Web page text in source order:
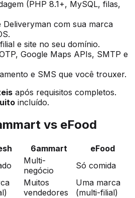
(PHP 8.1+, MySQL, filas,
Deliveryman com sua marca
e site no seu domínio.
Google Maps APIs, SMTP e
e SMS que você trouxer.
após requisitos completos.
incluído.
vs eFood
6ammart
eFood
Multi-
negócio
Só comida
Muitos
vendedores
Uma marca
(multi-filial)